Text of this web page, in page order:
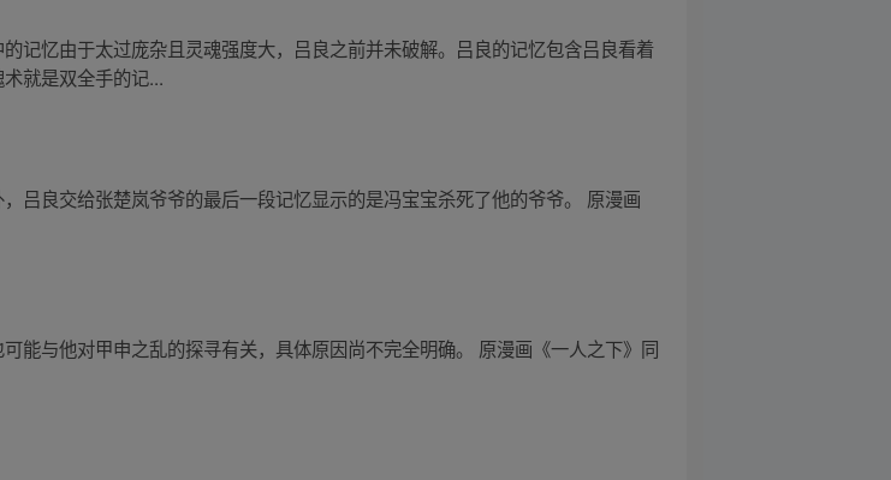
记忆由于太过庞杂且灵魂强度大，吕良之前并未破解。吕良的记忆包含吕良看着
就是双全手的记...
吕良交给张楚岚爷爷的最后一段记忆显示的是冯宝宝杀死了他的爷爷。 原漫画
能与他对甲申之乱的探寻有关，具体原因尚不完全明确。 原漫画《一人之下》同